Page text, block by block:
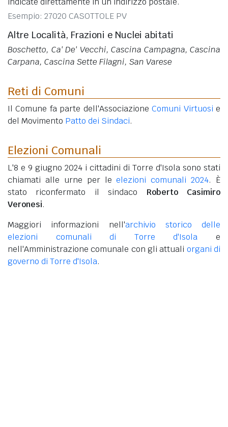
Esempio: 27020 CASOTTOLE PV
Altre Località, Frazioni e Nuclei abitati
Boschetto, Ca' De' Vecchi, Cascina Campagna, Cascina
Carpana, Cascina Sette Filagni, San Varese
Reti di Comuni
Il Comune fa parte dell'AssociazioneComuni Virtuosi e
del Movimento Patto dei Sindaci.
Elezioni Comunali
L'8 e 9 giugno 2024 i cittadini di Torre d'Isola sono stati
chiamati alle urne per leelezioni comunali 2024. È
stato riconfermato il sindaco Roberto Casimiro
Veronesi.
Maggiori informazioni nell'archivio storico delle
elezioni comunali di Torre d'Isola e
nell'Amministrazione comunale con gli attuali organi di
governo di Torre d'Isola.